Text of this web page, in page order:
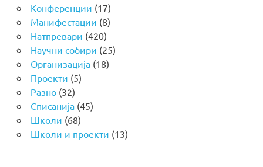
Конференции (17)
Манифестации (8)
Натпревари (420)
Научни собири (25)
Организација(18)
Проекти (5)
Разно(32)
Списанија(45)
Школи (68)
Школи и проекти (13)